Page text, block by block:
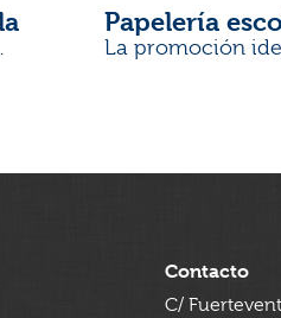
Papelería
La promoción
Contacto
C/